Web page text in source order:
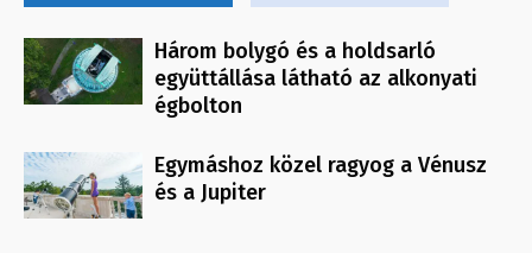
Három bolygó és a holdsarló
együttállása látható az alkonyati
égbolton
Egymáshoz közel ragyog a Vénusz
és a Jupiter